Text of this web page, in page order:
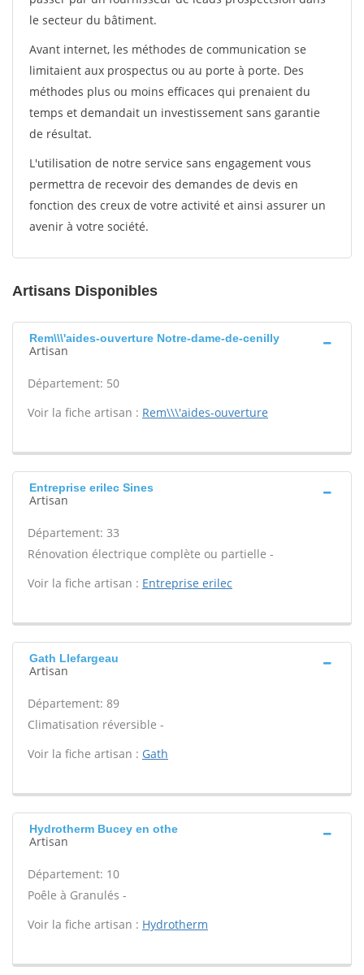
le secteur du bâtiment.
Avant internet, les méthodes de communication se
limitaient aux prospectus ou au porte à porte. Des
méthodes plus ou moins efficaces qui prenaient du
temps et demandait un investissement sans garantie
de résultat.
L'utilisation de notre service sans engagement vous
permettra de recevoir des demandes de devis en
fonction des creux de votre activité et ainsi assurer un
avenir à votre société.
Artisans Disponibles
Rem\\\'aides-ouverture Notre-dame-de-cenilly
Artisan
Département: 50
Voir la fiche artisan : Rem\\\'aides-ouverture
Entreprise erilec Sines
Artisan
Département: 33
Rénovation électrique complète ou partielle -
Voir la fiche artisan : Entreprise erilec
Gath Llefargeau
Artisan
Département: 89
Climatisation réversible -
Voir la fiche artisan : Gath
Hydrotherm Bucey en othe
Artisan
Département: 10
Poêle à Granulés -
Voir la fiche artisan : Hydrotherm